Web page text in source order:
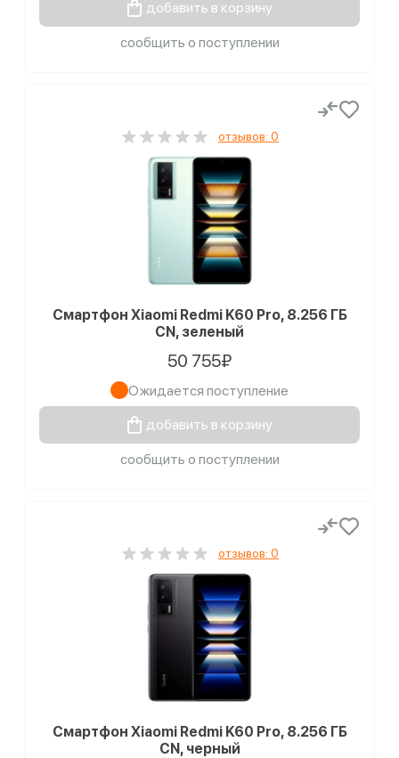
добавить в корзину
сообщить о поступлении
отзывов: 0
Смартфон Xiaomi Redmi K60 Pro, 8.256 ГБ
CN, зеленый
50 755₽
Ожидается поступление
добавить в корзину
сообщить о поступлении
отзывов: 0
Смартфон Xiaomi Redmi K60 Pro, 8.256 ГБ
CN, черный